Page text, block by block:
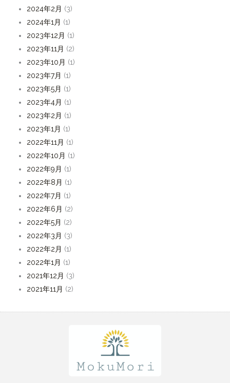
2024年2月 (3)
2024年1月 (1)
2023年12月 (1)
2023年11月 (2)
2023年10月 (1)
2023年7月 (1)
2023年5月 (1)
2023年4月 (1)
2023年2月 (1)
2023年1月 (1)
2022年11月 (1)
2022年10月 (1)
2022年9月 (1)
2022年8月 (1)
2022年7月 (1)
2022年6月 (2)
2022年5月 (2)
2022年3月 (3)
2022年2月 (1)
2022年1月 (1)
2021年12月 (3)
2021年11月 (2)